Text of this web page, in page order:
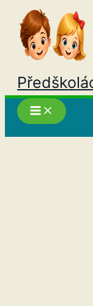
Přeskočit
obsah